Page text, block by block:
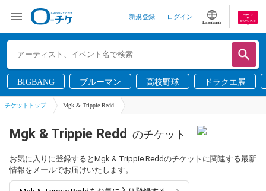
新規登録 ログイン
Language
BIGBANG ブルーマン 高校野球 ドラクエ展
チケットトップ Mgk & Trippie Redd
Mgk & Trippie Redd のチケット
お気に入りに登録するとMgk & Trippie Reddのチケットに関連する最新
情報をメールでお届けいたします。